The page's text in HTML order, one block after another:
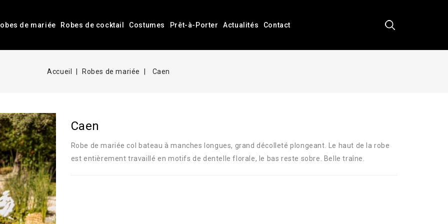
de mariée Robes de cocktail Costumes Prêt-à-Porter Actualités Contact
Accueil Robes de mariée Caen
Caen
Robe de mariée col bateau à manches longues, grand décolleté plongeant. Le haut de la robe
est entièrement travaillé en motifs de dentelle florale, le bas reste sobre. Belle traîne.